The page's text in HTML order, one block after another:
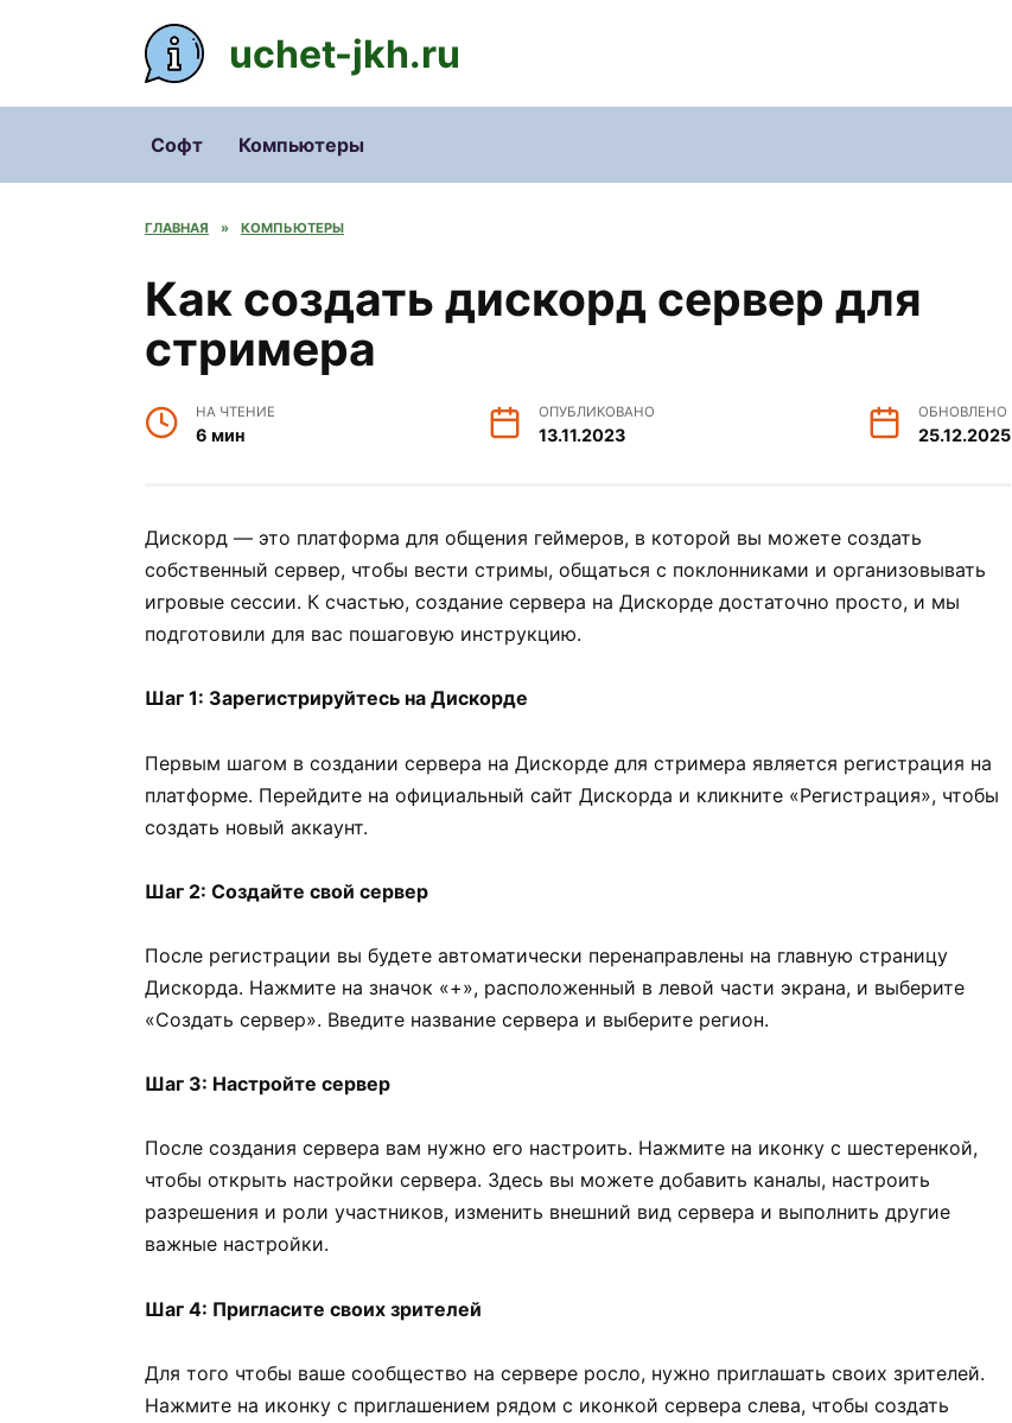
uchet-jkh.ru
Софт Компьютеры
ГЛАВНАЯ » КОМПЬЮТЕРЫ
Как создать дискорд сервер для
стримера
НА ЧТЕНИЕ
6 мин
ОПУБЛИКОВАНО
13.11.2023
ОБНОВЛЕНО
25.12.2025
Дискорд — это платформа для общения геймеров, в которой вы можете создать
собственный сервер, чтобы вести стримы, общаться с поклонниками и организовывать
игровые сессии. К счастью, создание сервера на Дискорде достаточно просто, и мы
подготовили для вас пошаговую инструкцию.
Шаг 1: Зарегистрируйтесь на Дискорде
Первым шагом в создании сервера на Дискорде для стримера является регистрация на
платформе. Перейдите на официальный сайт Дискорда и кликните «Регистрация», чтобы
создать новый аккаунт.
Шаг 2: Создайте свой сервер
После регистрации вы будете автоматически перенаправлены на главную страницу
Дискорда. Нажмите на значок «+», расположенный в левой части экрана, и выберите
«Создать сервер». Введите название сервера и выберите регион.
Шаг 3: Настройте сервер
После создания сервера вам нужно его настроить. Нажмите на иконку с шестеренкой,
чтобы открыть настройки сервера. Здесь вы можете добавить каналы, настроить
разрешения и роли участников, изменить внешний вид сервера и выполнить другие
важные настройки.
Шаг 4: Пригласите своих зрителей
Для того чтобы ваше сообщество на сервере росло, нужно приглашать своих зрителей.
Нажмите на иконку с приглашением рядом с иконкой сервера слева, чтобы создать